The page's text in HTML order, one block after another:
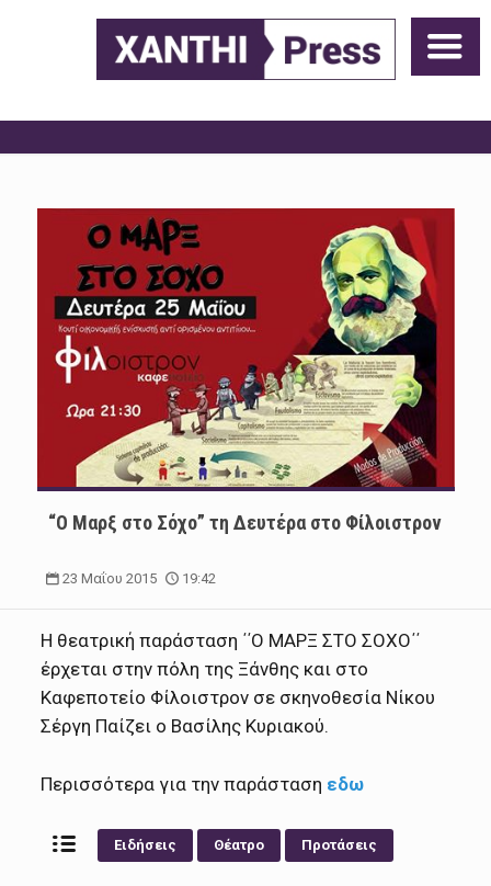
“O Μαρξ στο Σόχο” τη Δευτέρα στο Φίλοιστρον
23 Μαΐου 2015 19:42
Η θεατρική παράσταση ΄΄Ο ΜΑΡΞ ΣΤΟ ΣΟΧΟ΄΄
έρχεται στην πόλη της Ξάνθης και στο
Καφεποτείο Φίλοιστρον σε σκηνοθεσία Νίκου
Σέργη Παίζει ο Βασίλης Κυριακού.
Περισσότερα για την παράσταση εδω
Ειδήσεις Θέατρο Προτάσεις